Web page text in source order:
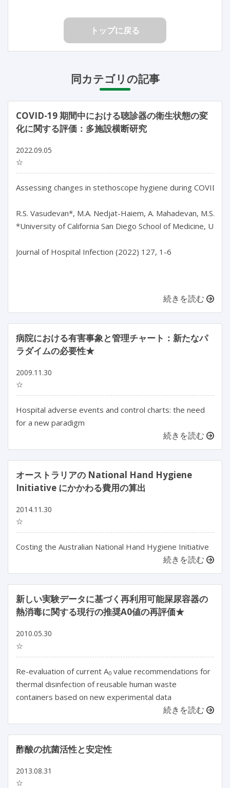
トップに戻る
同カテゴリの記事
COVID-19 期間中における聴診器の衛生状態の変
化に関する評価：多施設横断研究
2022.09.05
☆
Assessing changes in stethoscope hygiene during COVID-
R.S. Vasudevan*, M.A. Nedjat-Haiem, A. Mahadevan, M.S.
*University of California San Diego School of Medicine, USA
Journal of Hospital Infection (2022) 127, 1-6
続きを読む
病院における有害事象と管理チャート：新たなパ
ラダイムの必要性★
2009.11.30
☆
Hospital adverse events and control charts: the need
for a new paradigm
続きを読む
オーストラリアの National Hand Hygiene
Initiative にかかわる費用の算出
2014.11.30
☆
Costing the Australian National Hand Hygiene Initiative
続きを読む
新しい実験データに基づく再利用可能屎尿容器の
熱消毒に関する現行の推奨A0値の再評価★
2010.05.30
☆
Re-evaluation of current A0 value recommendations for
thermal disinfection of reusable human waste
containers based on new experimental data
続きを読む
酢酸の抗菌活性と安定性
2013.08.31
☆